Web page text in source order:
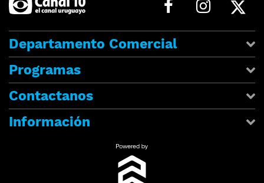
Departamento Comercial
Programas
Contactanos
Información